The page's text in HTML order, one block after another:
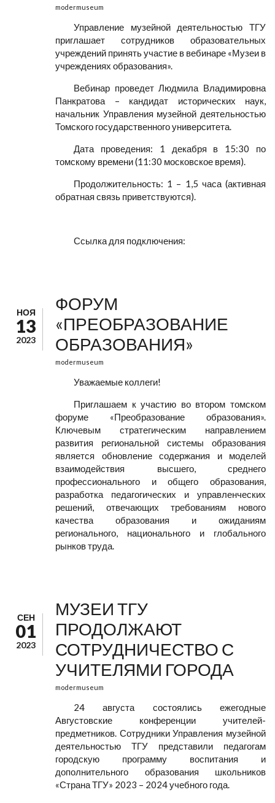
modermuseum
Управление музейной деятельностью ТГУ
приглашает сотрудников образовательных
учреждений принять участие в вебинаре «Музеи в
учреждениях образования».
Вебинар проведет Людмила Владимировна
Панкратова – кандидат исторических наук,
начальник Управления музейной деятельностью
Томского государственного университета.
Дата проведения: 1 декабря в 15:30 по
томскому времени (11:30 московское время).
Продолжительность: 1 – 1,5 часа (активная
обратная связь приветствуются).
Ссылка для подключения:
НОЯ
13
2023
ФОРУМ
«ПРЕОБРАЗОВАНИЕ
ОБРАЗОВАНИЯ»
modermuseum
Уважаемые коллеги!
Приглашаем к участию во втором томском
форуме «Преобразование образования».
Ключевым стратегическим направлением
развития региональной системы образования
является обновление содержания и моделей
взаимодействия высшего, среднего
профессионального и общего образования,
разработка педагогических и управленческих
решений, отвечающих требованиям нового
качества образования и ожиданиям
регионального, национального и глобального
рынков труда.
СЕН
01
2023
МУЗЕИ ТГУ
ПРОДОЛЖАЮТ
СОТРУДНИЧЕСТВО С
УЧИТЕЛЯМИ ГОРОДА
modermuseum
24 августа состоялись ежегодные
Августовские конференции учителей-
предметников. Сотрудники Управления музейной
деятельностью ТГУ представили педагогам
городскую программу воспитания и
дополнительного образования школьников
«Страна ТГУ» 2023 – 2024 учебного года.